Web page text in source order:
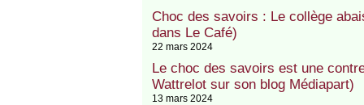
Choc des savoirs : Le collège
dans Le Café)
22 mars 2024
Le choc des savoirs est une
Wattrelot sur son blog Médiapart)
13 mars 2024